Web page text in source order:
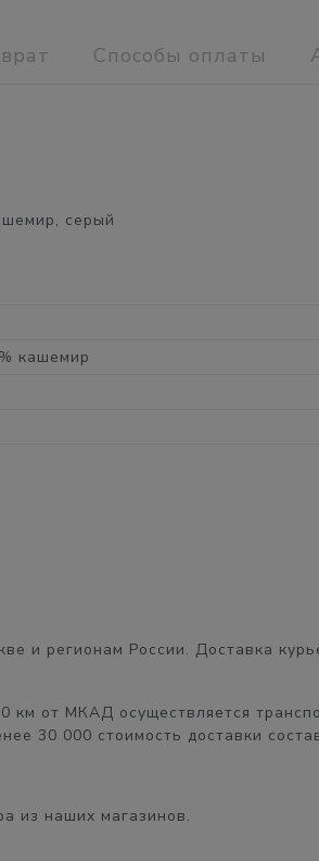
Способы оплаты
серый
кашемир
и регионам России. Доставка
км от МКАД осуществляется
30 000 стоимость доставки
из наших магазинов.